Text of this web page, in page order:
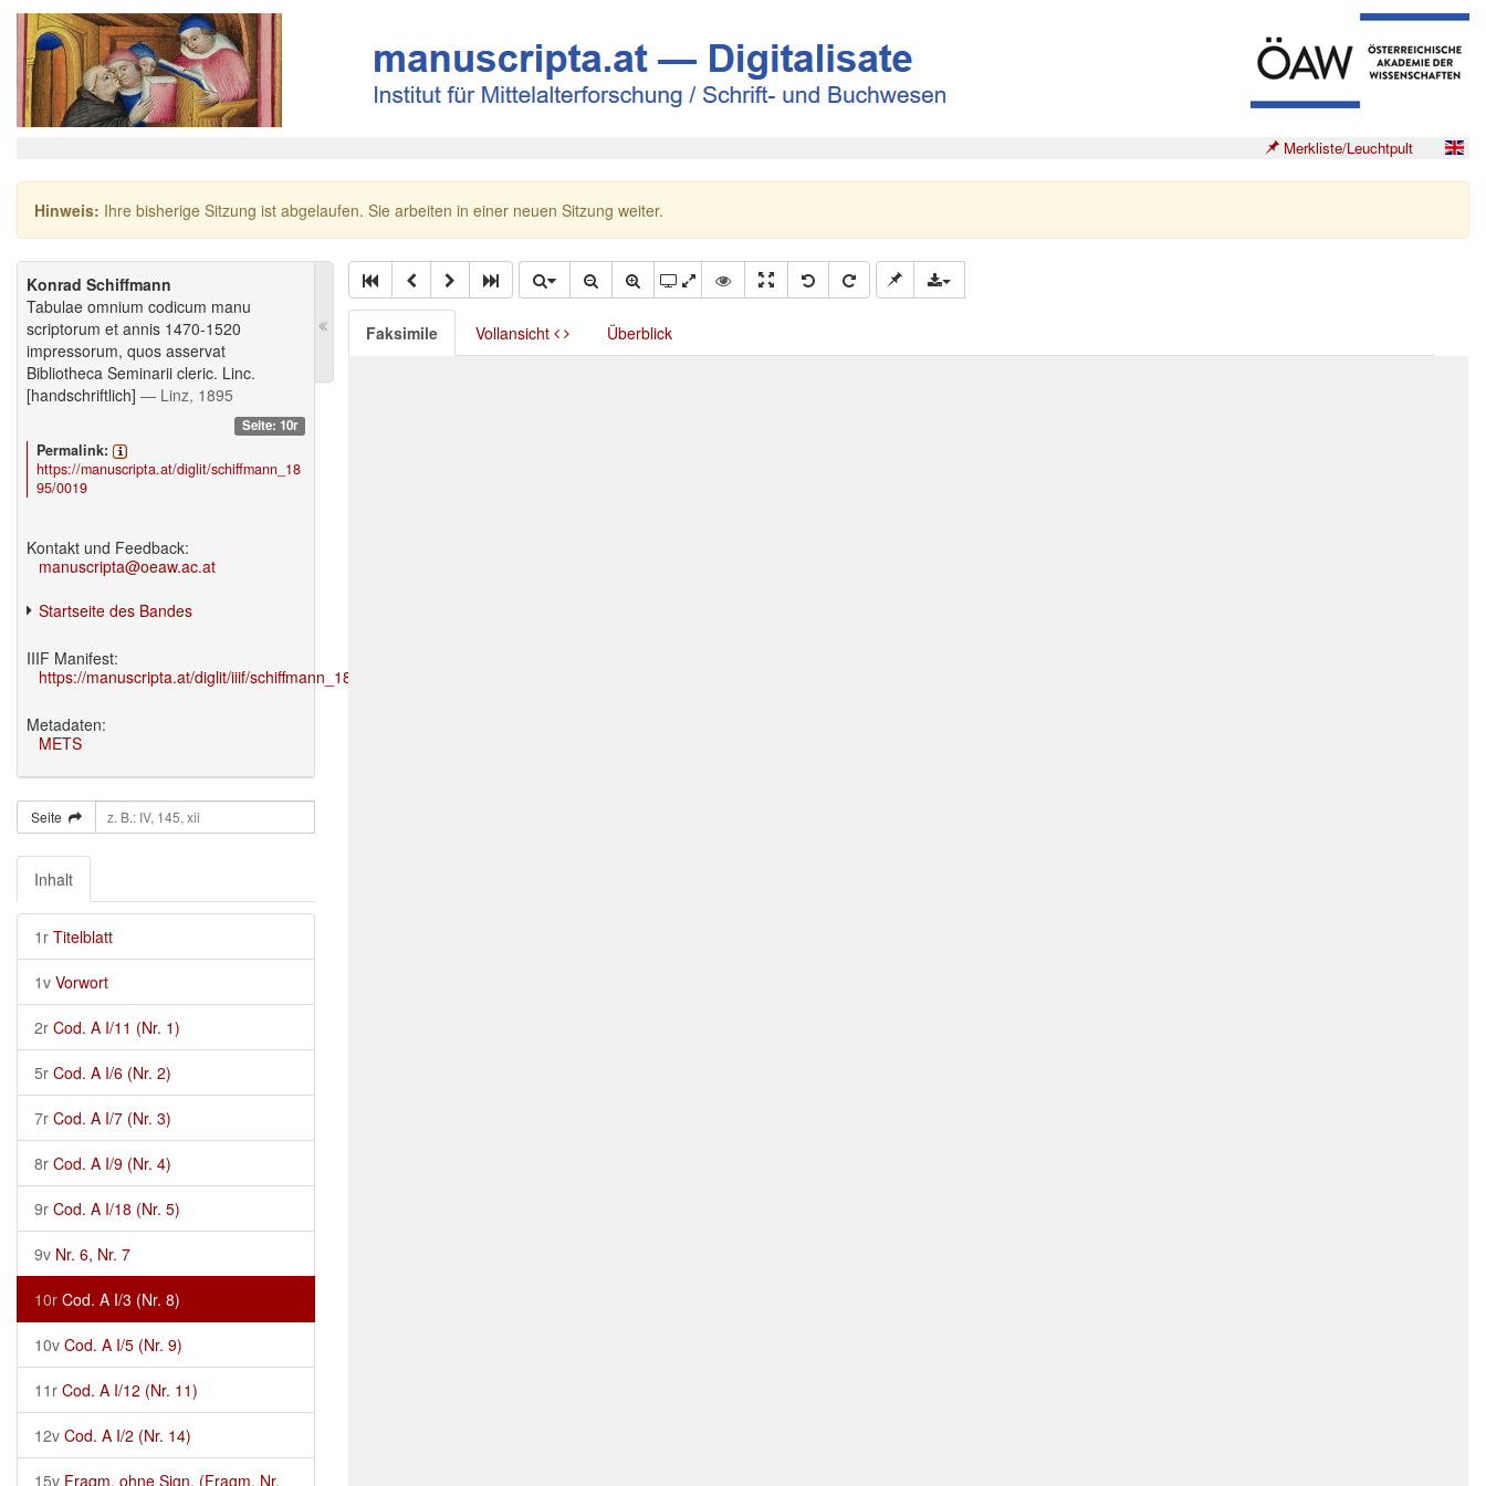
Merkliste/Leuchtpult
Hinweis: Ihre bisherige Sitzung ist abgelaufen. Sie arbeiten in einer neuen Sitzung weiter.
Konrad Schiffmann
Tabulae omnium codicum manu
scriptorum et annis 1470-1520
impressorum, quos asservat
Bibliotheca Seminarii cleric. Linc.
[handschriftlich] — Linz, 1895
Seite: 10r
Permalink:
https://manuscripta.at/diglit/schiffmann_18
95/0019
Kontakt und Feedback:
manuscripta@oeaw.ac.at
Startseite des Bandes
IIIF Manifest:
https://manuscripta.at/diglit/iiif/schiffmann_1895/manifest.json
Metadaten:
METS
Seite
Inhalt
1r Titelblatt
1v Vorwort
2r Cod. A I/11 (Nr. 1)
5r Cod. A I/6 (Nr. 2)
7r Cod. A I/7 (Nr. 3)
8r Cod. A I/9 (Nr. 4)
9r Cod. A I/18 (Nr. 5)
9v Nr. 6, Nr. 7
10r Cod. A I/3 (Nr. 8)
10v Cod. A I/5 (Nr. 9)
11r Cod. A I/12 (Nr. 11)
12v Cod. A I/2 (Nr. 14)
15v Fragm. ohne Sign. (Fragm. Nr.
Faksimile Vollansicht Überblick